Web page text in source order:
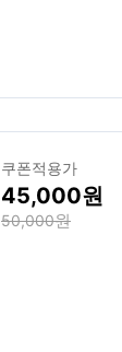
쿠폰적용가
45,000
50,000